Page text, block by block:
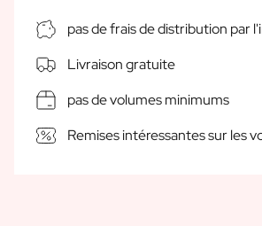
Cadeau pour Lui
Cadeau pour Papa
Cadeau d'affaires
Horeca
Private Label Spirits
pas de frais de distribution par
Livraison gratuite
pas de volumes minimums
Remises intéressantes sur les